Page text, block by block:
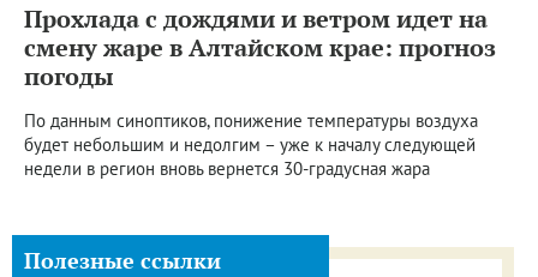
Прохлада с дождями и ветром идет на
смену жаре в Алтайском крае: прогноз
погоды
По данным синоптиков, понижение температуры воздуха
будет небольшим и недолгим – уже к началу следующей
недели в регион вновь вернется 30-градусная жара
Полезные ссылки